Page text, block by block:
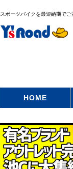
スポーツバイクを最短納期で
HOME